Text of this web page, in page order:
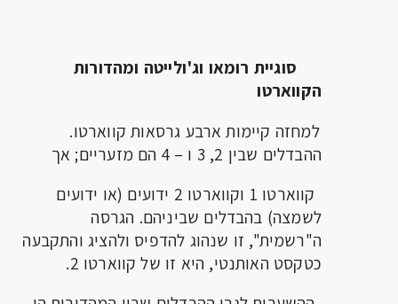
סוגיית רומאו וג'ולייטה ומהדורות
הקווארטו
למחזה קיימות ארבע גרסאות קווארטו.
ההבדלים שבין 2, 3 ו – 4 הם מזעריים; אך
קווארטו 1 וקווארטו 2 ידועים (או ידועים
לשמצה) בהבדלים שביניהם. הגרסה
ה"רשמית", זו שנהוג להדפיס ולהציג והתקבעה
כטקסט האותנטי, היא זו של קווארטו 2.